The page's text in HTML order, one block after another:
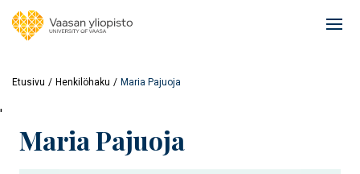
Etusivu Henkilöhaku Maria Pajuoja
'
Maria Pajuoja